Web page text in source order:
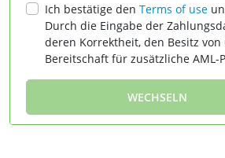
Ich bestätige den Terms of use
Durch die Eingabe der
deren Korrektheit, den Besitz
Bereitschaft für zusätzliche AML-
WECHSELN